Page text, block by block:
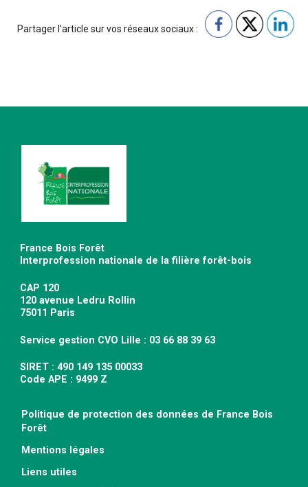
Partager l'article sur vos réseaux sociaux :
France Bois Forêt
Interprofession nationale de la filière forêt-bois
CAP 120
120 avenue Ledru Rollin
75011 Paris
Service gestion CVO Lille : 03 66 88 39 63
SIRET : 490 149 135 00033
Code APE : 9499 Z
Politique de protection des données de France Bois
Forêt
Mentions légales
Liens utiles